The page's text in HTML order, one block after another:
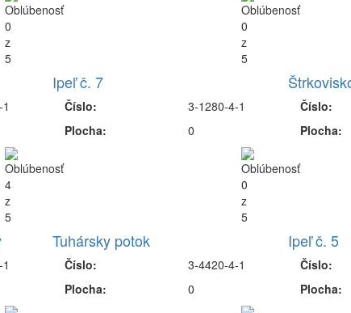
Ipeľ č. 7
Číslo:
Plocha:
3-1280-4-1
0
Číslo:
Plocha:
Tuhársky potok
Číslo:
Plocha:
3-4420-4-1
0
Ipeľ č. 5
Číslo:
Plocha: